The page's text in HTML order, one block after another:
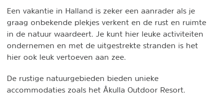
Een vakantie in Halland is zeker een aanrader als je
graag onbekende plekjes verkent en de rust en ruimte
in de natuur waardeert. Je kunt hier leuke activiteiten
ondernemen en met de uitgestrekte stranden is het
hier ook leuk vertoeven aan zee.
De rustige natuurgebieden bieden unieke
accommodaties zoals het Åkulla Outdoor Resort.